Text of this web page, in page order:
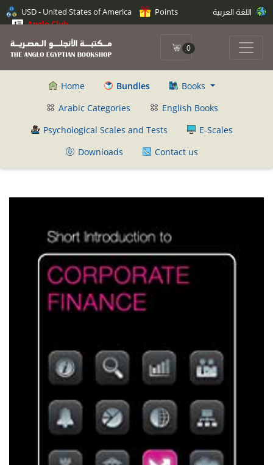
USD - United States of America
Points
Anglo Club
0
Home Bundles
Books
Arabic Categories
English Books
Psychological Scales and Tests
E-Scales
Downloads
Contact us